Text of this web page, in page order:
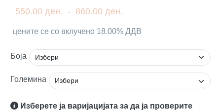
550.00 ден. - 860.00 ден.
цените се со вклучено 18.00% ДДВ
Боја
Големина
Изберете ја варијацијата за да ја проверите